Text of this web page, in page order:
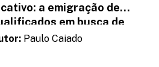
a emigração de
em busca de
Apesar de um
Paulo Caiado